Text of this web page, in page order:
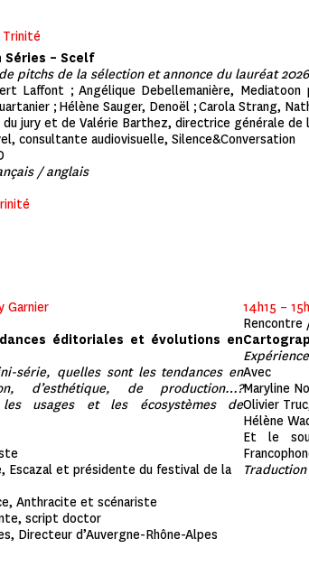
Trinité
Séries – Scelf
pitchs de la sélection et annonce du lauréat 2026
Laffont ; Angélique Debellemanière, Mediatoon
; Hélène Sauger, Denoël ;Carola Strang,
du jury et de Valérie Barthez, directrice générale de
consultante audiovisuelle, Silence&Conversation
/ anglais
Garnier
éditoriales et évolutions en
série, quelles sont les tendances en
d’esthétique, de production…?
usages et les écosystèmes de
Escazal et présidente du festival de la
Anthracite et scénariste
script doctor
Directeur d’Auvergne-Rhône-Alpes
14h15 –
Avec
Maryline
Olivier
Hélène
Et le